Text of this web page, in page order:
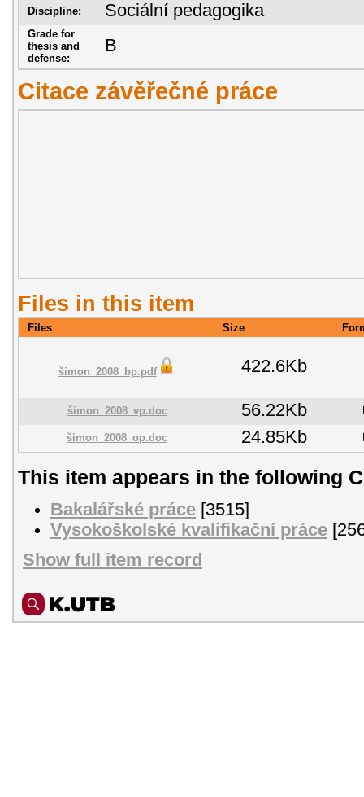
Discipline: Sociální pedagogika
Grade for
thesis and
defense:
B
Citace závěřečné práce
Files in this item
Files Size
šimon_2008_bp.pdf 422.6Kb
šimon_2008_vp.doc 56.22Kb
šimon_2008_op.doc 24.85Kb
This item appears in the following
Bakalářské práce [3515]
Vysokoškolské kvalifikační práce
Show full item record